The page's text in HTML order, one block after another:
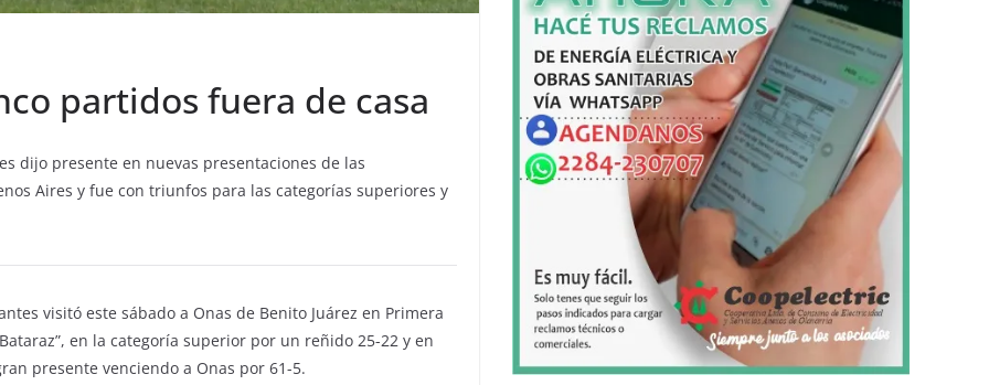
partidos fuera de casa
dijo presente en nuevas presentaciones de las
Aires y fue con triunfos para las categorías superiores y
visitó este sábado a Onas de Benito Juárez en Primera
en la categoría superior por un reñido 25-22 y en
presente venciendo a Onas por 61-5.